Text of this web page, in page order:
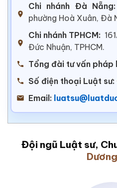
Chi nhánh Đà Nẵng:
phường Hoà Xuân, Đà
Chi nhánh TPHCM:
Đức Nhuận, TPHCM.
Tổng đài tư vấn pháp
Số điện thoại Luật sư:
Email:
Đội ngũ Luật sư,